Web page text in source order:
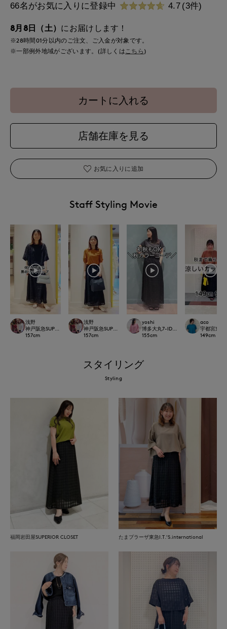
66名がお気に入りに登録中 4.7 (3件)
8月8日（土） にお届けします！
※28時間01分以内のご注文、ご入金が対象です。
※一部例外地域がございます。(詳しくは こちら )
カートに入れる
店舗在庫を見る
お気に入りに追加
Staff Styling Movie
浅野
神戸阪急SUPERIORCLOSET
157cm
浅野
神戸阪急SUPERIORCLOSET
157cm
yoshi
博多大丸7-IDconcept.
155cm
aco
宇都宮東
149cm
スタイリング
Styling
福岡岩田屋SUPERIOR CLOSET たまプラーザ東急I.T.'S.international